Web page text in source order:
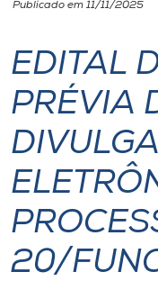
Unoesc
I.nova
Diplomados
Cultura
CPA
Publicado em 11/11/2025
EDITAL
PRÉVIA
20/